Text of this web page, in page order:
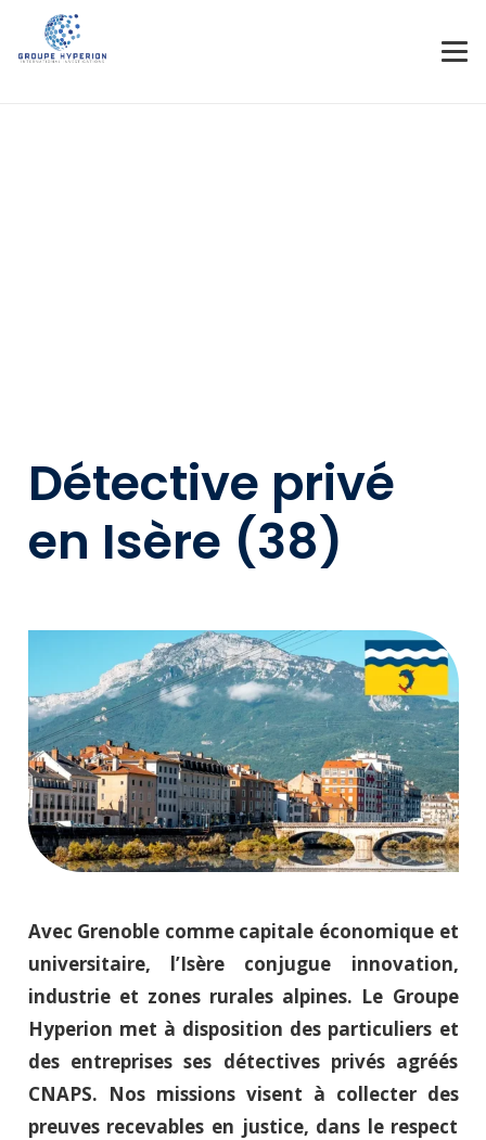
Détective privé
en Isère (38)
Avec Grenoble comme capitale économique et
universitaire, l’Isère conjugue innovation,
industrie et zones rurales alpines. Le Groupe
Hyperion met à disposition des particuliers et
des entreprises ses détectives privés agréés
CNAPS. Nos missions visent à collecter des
preuves recevables en justice, dans le respect